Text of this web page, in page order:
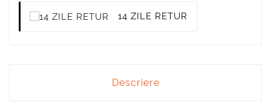
14 ZILE RETUR
Descriere